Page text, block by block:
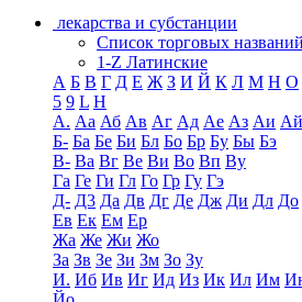
лекарства и субстанции
Список торговых
1-Z Латинские
А Б В Г Д Е Ж З И Й К Л М Н О
5 9 L H
А. Аа Аб Ав Аг Ад Ае Аз Аи Ай
Б- Ба Бе Би Бл Бо Бр Бу Бы Бэ
В- Ва Вг Ве Ви Во Вп Ву
Га Ге Ги Гл Го Гр Гу Гэ
Д- Д3 Да Дв Дг Де Дж Ди Дл До
Ев Ек Ем Ер
Жа Же Жи Жо
За Зв Зе Зи Зм Зо Зу
И. Иб Ив Иг Ид Из Ик Ил Им